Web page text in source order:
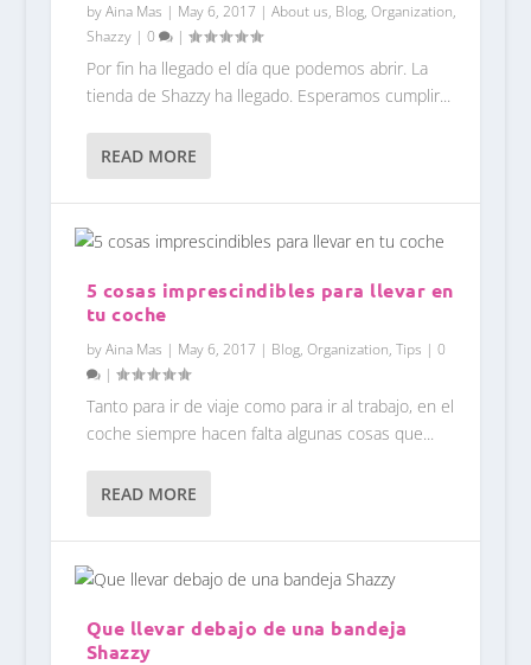
byAina Mas | May 6, 2017 | About us, Blog, Organization,
Shazzy| 0 |
Por fin ha llegado el día que podemos abrir. La
tienda de Shazzy ha llegado. Esperamos cumplir...
READ MORE
5 cosas imprescindibles para llevar en
tu coche
byAina Mas | May 6, 2017 | Blog, Organization, Tips | 0
|
Tanto para ir de viaje como para ir al trabajo, en el
coche siempre hacen falta algunas cosas que...
READ MORE
Que llevar debajo de una bandeja
Shazzy